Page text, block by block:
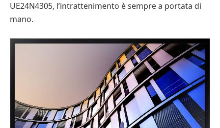
UE24N4305, l’intrattenimento è sempre a portata di
mano.